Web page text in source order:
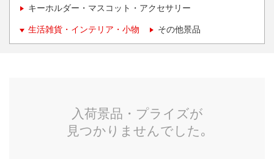
キーホルダー・マスコット・アクセサリー
生活雑貨・インテリア・小物 その他景品